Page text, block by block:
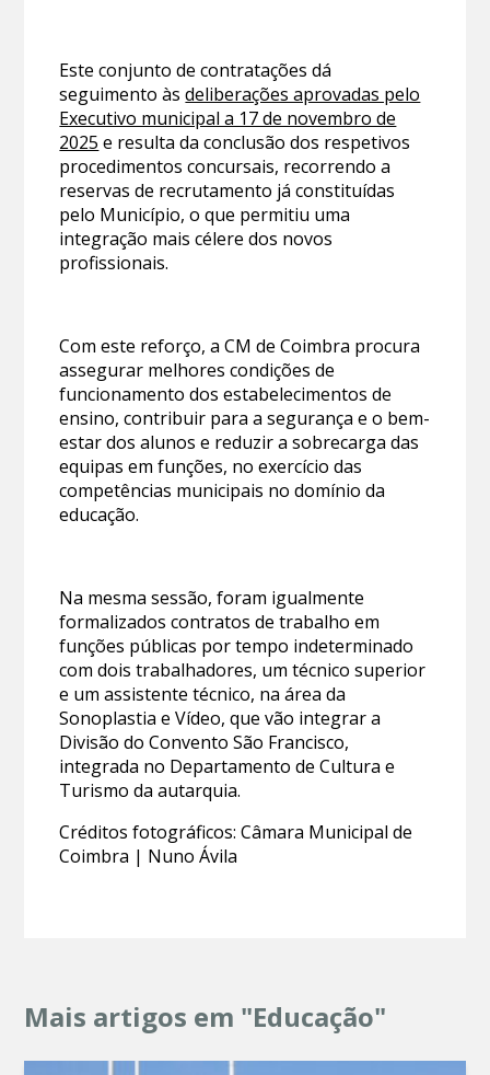
Este conjunto de contratações dá
seguimento àsdeliberações aprovadas pelo
Executivo municipal a 17 de novembro de
2025 e resulta da conclusão dos respetivos
procedimentos concursais, recorrendo a
reservas de recrutamento já constituídas
pelo Município, o que permitiu uma
integração mais célere dos novos
profissionais.
Com este reforço, a CM de Coimbra procura
assegurar melhores condições de
funcionamento dos estabelecimentos de
ensino, contribuir para a segurança e o bem-
estar dos alunos e reduzir a sobrecarga das
equipas em funções, no exercício das
competências municipais no domínio da
educação.
Na mesma sessão, foram igualmente
formalizados contratos de trabalho em
funções públicas por tempo indeterminado
com dois trabalhadores, um técnico superior
e um assistente técnico, na área da
Sonoplastia e Vídeo, que vão integrar a
Divisão do Convento São Francisco,
integrada no Departamento de Cultura e
Turismo da autarquia.
Créditos fotográficos: Câmara Municipal de
Coimbra | Nuno Ávila
Mais artigos em "Educação"